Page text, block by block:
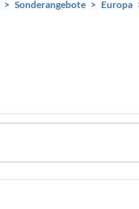
Sonderangebote Europa